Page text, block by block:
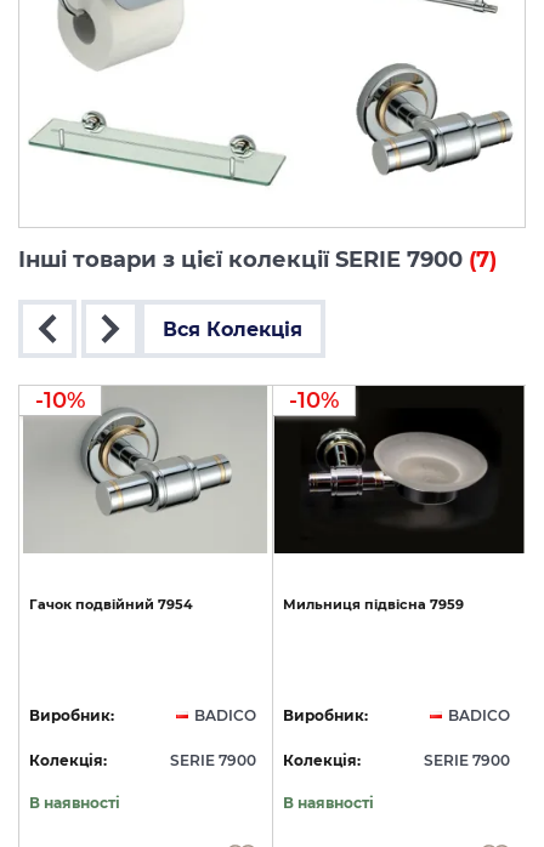
Інші товари з цієї колекції SERIE 7900 (7)
Вся Колекція
-10%
Гачок подвійний 7954
Виробник: BADICO
Колекція: SERIE 7900
В наявності
-10%
Мильниця підвісна 7959
Виробник: BADICO
Колекція: SERIE 7900
В наявності